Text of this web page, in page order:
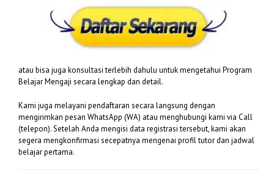
atau bisa juga konsultasi terlebih dahulu untuk mengetahui Program
Belajar Mengaji secara lengkap dan detail.
Kami juga melayani pendaftaran secara langsung dengan
mengirimkan pesan WhatsApp (WA) atau menghubungi kami via Call
(telepon). Setelah Anda mengisi data registrasi tersebut, kami akan
segera mengkonfirmasi secepatnya mengenai profil tutor dan jadwal
belajar pertama.